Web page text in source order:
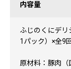
内容量
ふじのくにデ
1パック）×全9
原材料：豚肉（